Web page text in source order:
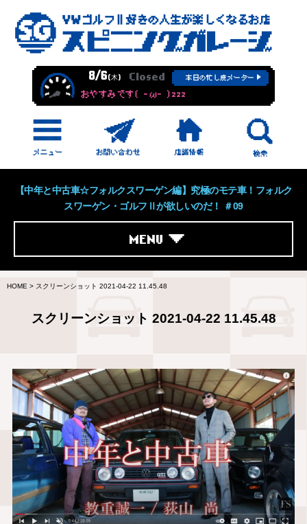
8/6(木) Closed 本日の忙し度メーター
おやすみです( -ω- )zzz
【中年と中古車☆フォルクスワーゲン編】究極のモテ車！フォルク
スワーゲン・ゴルフⅡが欲しいのだ！ ＃09
MENU
HOME > スクリーンショット 2021-04-22 11.45.48
スクリーンショット 2021-04-22 11.45.48